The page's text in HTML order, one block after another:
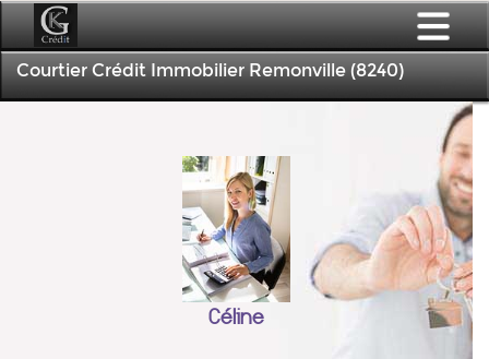
Courtier Crédit Immobilier Remonville (8240)
Céline